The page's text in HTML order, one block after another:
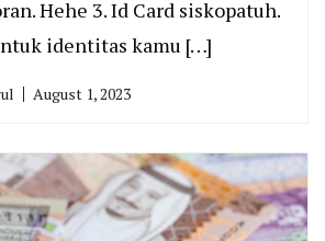
Hehe 3. Id Card siskopatuh.
identitas kamu […]
August 1, 2023